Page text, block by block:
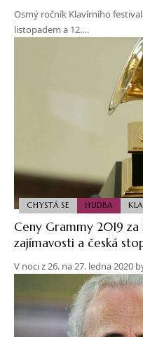
Osmý ročník Klavírního
listopadem a 12.…
CHYSTÁ SE HUDBA
Ceny Grammy 2019
zajímavosti a česká
V noci z 26. na 27. ledna 2020